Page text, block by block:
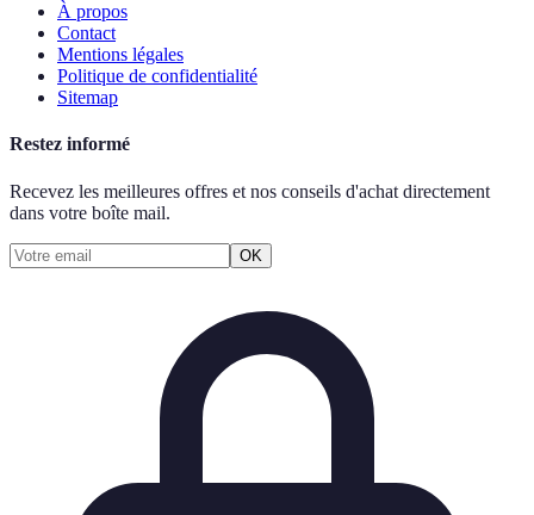
À propos
Contact
Mentions légales
Politique de confidentialité
Sitemap
Restez informé
Recevez les meilleures offres et nos conseils d'achat directement
dans votre boîte mail.
OK